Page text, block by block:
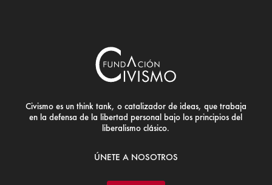
Civismo es un think tank, o catalizador de ideas, que trabaja
en la defensa de la libertad personal bajo los principios del
liberalismo clásico.
ÚNETE A NOSOTROS